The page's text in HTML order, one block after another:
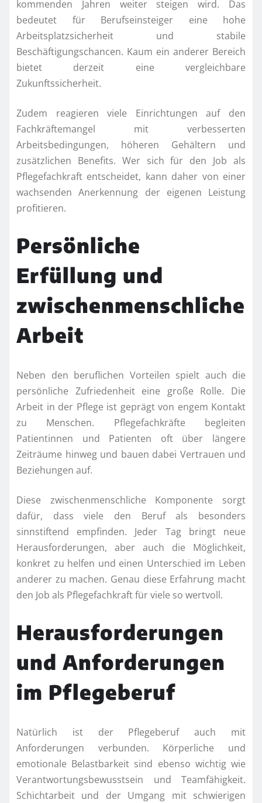
kommenden Jahren weiter steigen wird. Das
bedeutet für Berufseinsteiger eine hohe
Arbeitsplatzsicherheit und stabile
Beschäftigungschancen. Kaum ein anderer Bereich
bietet derzeit eine vergleichbare
Zukunftssicherheit.
Zudem reagieren viele Einrichtungen auf den
Fachkräftemangel mit verbesserten
Arbeitsbedingungen, höheren Gehältern und
zusätzlichen Benefits. Wer sich für den Job als
Pflegefachkraft entscheidet, kann daher von einer
wachsenden Anerkennung der eigenen Leistung
profitieren.
Persönliche
Erfüllung und
zwischenmenschliche
Arbeit
Neben den beruflichen Vorteilen spielt auch die
persönliche Zufriedenheit eine große Rolle. Die
Arbeit in der Pflege ist geprägt von engem Kontakt
zu Menschen. Pflegefachkräfte begleiten
Patientinnen und Patienten oft über längere
Zeiträume hinweg und bauen dabei Vertrauen und
Beziehungen auf.
Diese zwischenmenschliche Komponente sorgt
dafür, dass viele den Beruf als besonders
sinnstiftend empfinden. Jeder Tag bringt neue
Herausforderungen, aber auch die Möglichkeit,
konkret zu helfen und einen Unterschied im Leben
anderer zu machen. Genau diese Erfahrung macht
den Job als Pflegefachkraft für viele so wertvoll.
Herausforderungen
und Anforderungen
im Pflegeberuf
Natürlich ist der Pflegeberuf auch mit
Anforderungen verbunden. Körperliche und
emotionale Belastbarkeit sind ebenso wichtig wie
Verantwortungsbewusstsein und Teamfähigkeit.
Schichtarbeit und der Umgang mit schwierigen